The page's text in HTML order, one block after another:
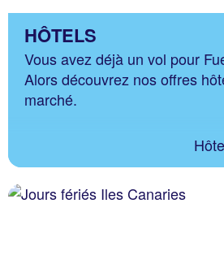
HÔTELS
Vous avez déjà un vol pour
Alors découvrez nos offres
marché.